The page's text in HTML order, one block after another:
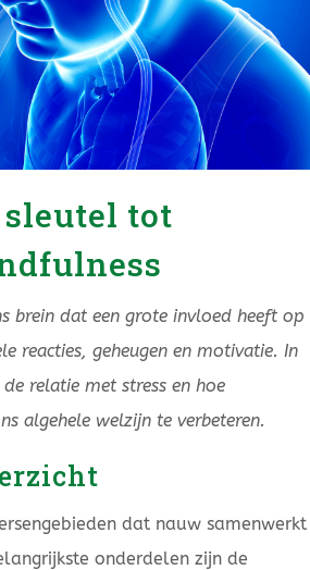
sleutel tot
brein dat een grote invloed heeft op
reacties, geheugen en motivatie. In
relatie met stress en hoe
algehele welzijn te verbeteren.
dat nauw samenwerkt
onderdelen zijn de